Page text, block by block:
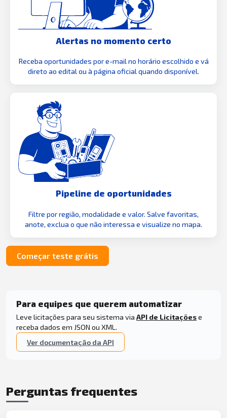
Alertas no momento certo
Receba oportunidades por e-mail no horário escolhido e vá
direto ao edital ou à página oficial quando disponível.
Pipeline de oportunidades
Filtre por região, modalidade e valor. Salve favoritas,
anote, exclua o que não interessa e visualize no mapa.
Começar teste grátis
Para equipes que querem automatizar
Leve licitações para seu sistema via API de Licitaçõese
receba dados em JSON ou XML.
Ver documentação da API
Perguntas frequentes